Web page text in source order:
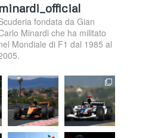
minardi_official
fondata da Gian
Minardi che ha militato
Mondiale di F1 dal 1985 al